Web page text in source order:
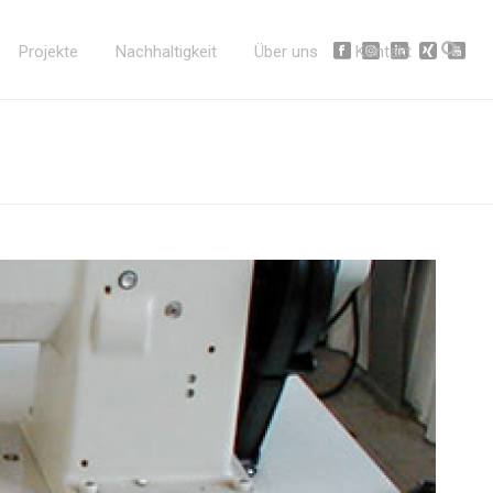
Projekte Nachhaltigkeit Über uns Kontakt